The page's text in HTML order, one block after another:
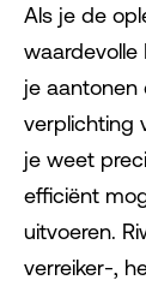
Als je de
waardevolle
je aantonen
verplichting
je weet
efficiënt
uitvoeren.
verreiker-,